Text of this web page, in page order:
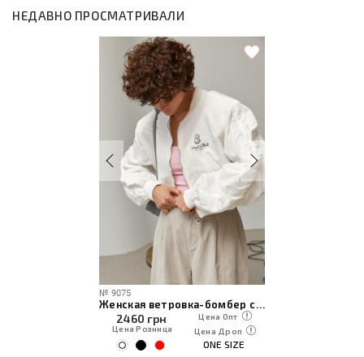
НЕДАВНО ПРОСМАТРИВАЛИ
№ 9075
Женская ветровка-бомбер с объемными рукавами
2460 грн
Цена Розница
Цена Опт
Цена Дроп
ONE SIZE